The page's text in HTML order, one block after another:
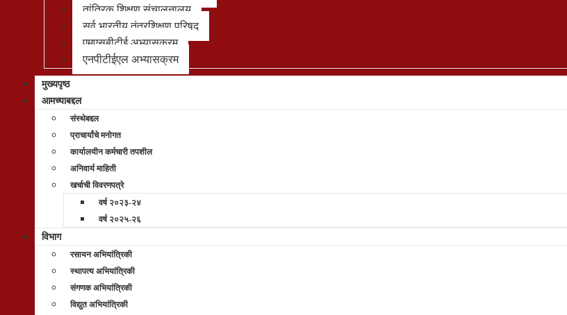
तांत्रिक शिक्षण संचालनालय
सर्व भारतीय तंत्रशिक्षण परिषद
एमएसबीटीई अभ्यासक्रम
एनपीटीईएल अभ्यासक्रम
मुख्यपृष्ठ
आमच्याबद्दल
संस्थेबद्दल
प्राचार्यांचे मनोगत
कार्यालयीन कर्मचारी तपशील
अनिवार्य माहिती
खर्चाची विवरणपत्रे
वर्ष २०२३-२४
वर्ष २०२५-२६
विभाग
रसायन अभियांत्रिकी
स्थापत्य अभियांत्रिकी
संगणक अभियांत्रिकी
विद्युत अभियांत्रिकी